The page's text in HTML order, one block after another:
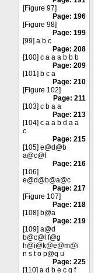
[Figure 97]
Page: 196
[Figure 98]
Page: 199
[99] a b c
Page: 208
[100] c a a a b b b
Page: 209
[101] b c a
Page: 210
[Figure 102]
Page: 211
[103] c b a a
Page: 213
[104] c a a b d a a
c
Page: 215
[105] e@d@b
a@c@f
Page: 216
[106]
e@d@b@a@c
Page: 217
[Figure 107]
Page: 218
[108] b@a
Page: 219
[109] a@d
b@c@l f@g
h@i@k@e@m@i
n s t o p@q u
Page: 225
[110] a d b e c g f